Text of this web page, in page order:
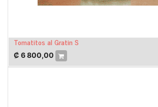
Tomatitos al Gratin S
₡ 6 800,00